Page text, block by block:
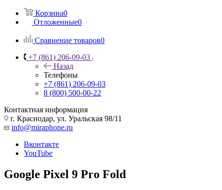
Корзина0
Отложенные0
Сравнение товаров0
+7 (861) 206-09-03
Назад
Телефоны
+7 (861) 206-09-03
8 (800) 500-00-22
Контактная информация
г. Краснодар, ул. Уральская 98/11
info@miraphone.ru
Вконтакте
YouTube
Google Pixel 9 Pro Fold